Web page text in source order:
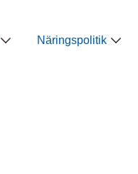
Öppna Medlemskap
Näringspolitik